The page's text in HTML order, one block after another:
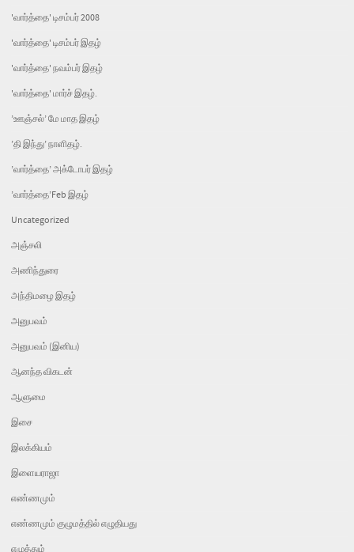
'வார்த்தை' டிசம்பர் 2008
'வார்த்தை' டிசம்பர் இதழ்
'வார்த்தை' நவம்பர் இதழ்
'வார்த்தை' மார்ச் இதழ்.
’ஊஞ்சல்’ மே மாத இதழ்
’தி இந்து’ நாளிதழ்.
’வார்த்தை’ அக்டோபர் இதழ்
’வார்த்தை’Feb இதழ்
Uncategorized
அஞ்சலி
அணிந்துரை
அந்திமழை இதழ்
அனுபவம்
அனுபவம் (இனிய)
ஆனந்த விகடன்
ஆளுமை
இசை
இலக்கியம்
இளையராஜா
எண்ணமும்
எண்ணமும் குழுமத்தில் எழுதியது
எழுத்தும்